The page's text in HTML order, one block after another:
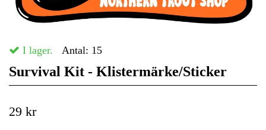
I lager. Antal: 15
Survival Kit - Klistermärke/Sticker
29 kr